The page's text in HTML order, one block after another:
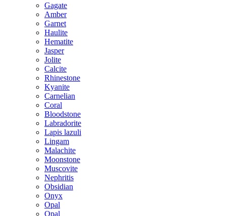
Gagate
Amber
Garnet
Haulite
Hematite
Jasper
Jolite
Calcite
Rhinestone
Kyanite
Carnelian
Coral
Bloodstone
Labradorite
Lapis lazuli
Lingam
Malachite
Moonstone
Muscovite
Nephritis
Obsidian
Onyx
Opal
Opal